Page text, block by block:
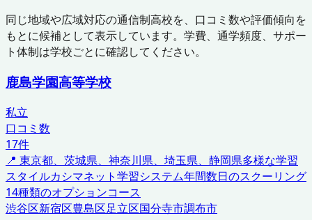
同じ地域や広域対応の通信制高校を、口コミ数や評価傾向を
もとに候補として表示しています。学費、通学頻度、サポー
ト体制は学校ごとに確認してください。
鹿島学園高等学校
私立
口コミ数
17件
📍 東京都、茨城県、神奈川県、埼玉県、静岡県多様な学習
スタイルカシマネット学習システム年間数日のスクーリング
14種類のオプションコース
渋谷区新宿区豊島区足立区国分寺市調布市